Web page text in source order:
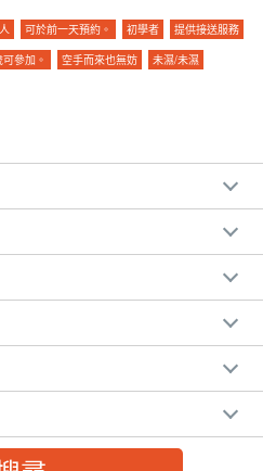
行程
沉醉其中。
衣☆。
五眼船釣魚體驗之旅：⬇︎
時】從港口出發約10分鐘♪鎖定高級魚
自備釣具的半日五目釣體驗☆歡迎初學
）
鑢
可於前一天預約。 初學者
提供接送服務
參加。 空手而來也無妨 未濕/未濕